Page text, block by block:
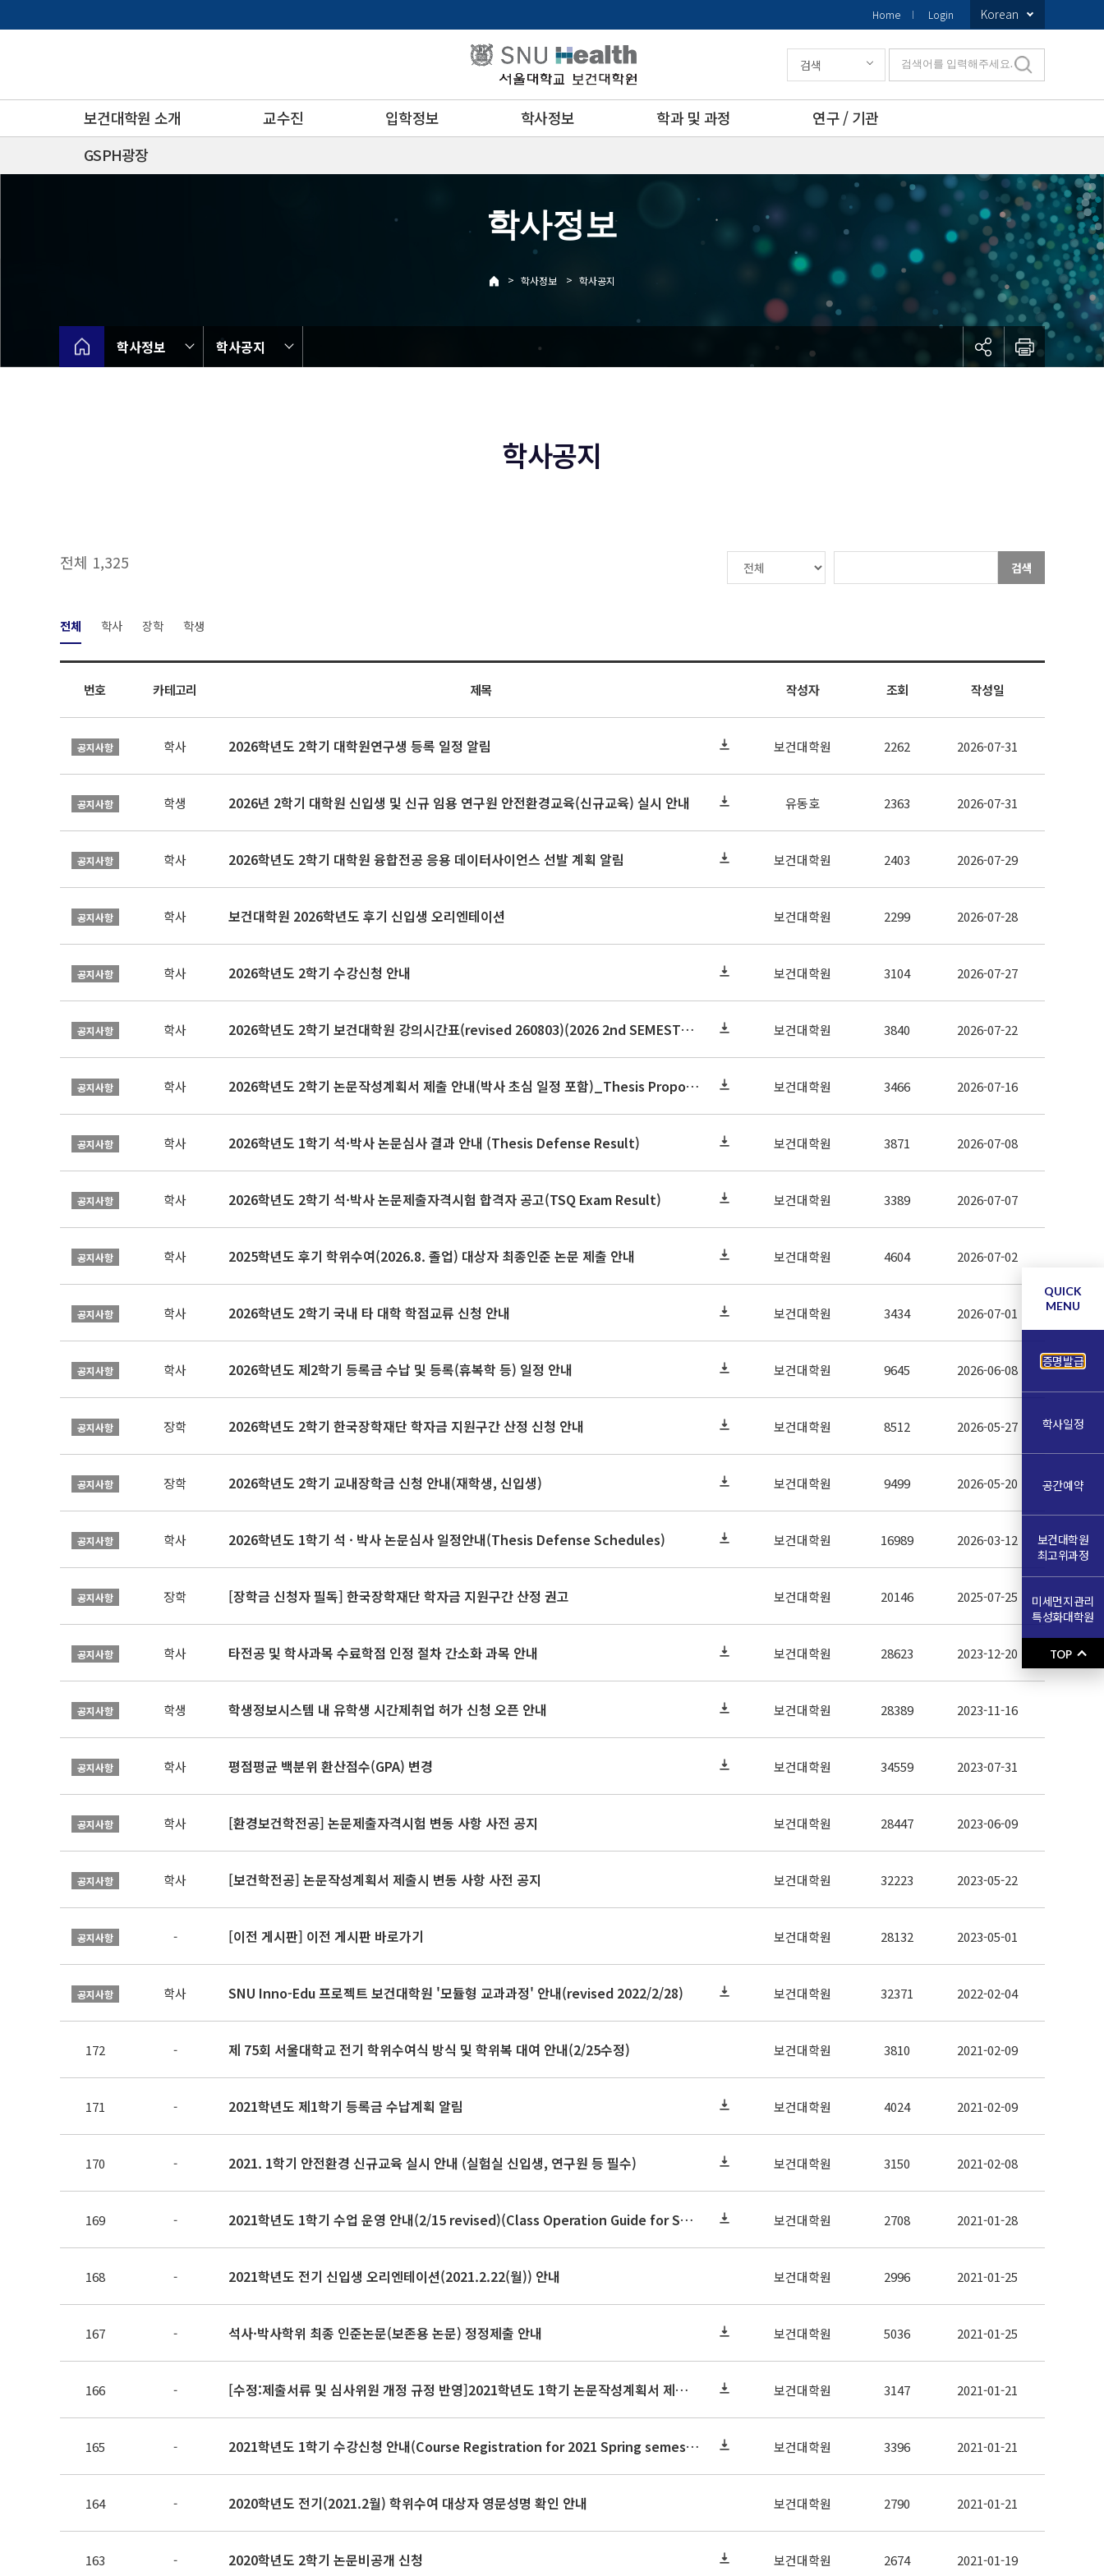
로
Home Login Korean
보건대학원 소개 교수진 입학정보 학사정보 학과 및 과정
연구 / 기관
GSPH광장
검색 검색어를 입력해주세요.
학사정보
> 학사정보 > 학사공지
학사정보 학사공지
학사공지
전체 1,325 검색
전체 학사 장학 학생
번호 카테고리 제목 작성자 조회 작성일
공지사항 학사 2026학년도 2학기 대학원연구생 등록 일정 알림 보건대학원 2262 2026-07-31
공지사항 학생 2026년 2학기 대학원 신입생 및 신규 임용 연구원 안전환경교육(신규교육) 실시 안내 유동호 2363 2026-07-31
공지사항 학사 2026학년도 2학기 대학원 융합전공 응용 데이터사이언스 선발 계획 알림 보건대학원 2403 2026-07-29
공지사항 학사 보건대학원 2026학년도 후기 신입생 오리엔테이션 보건대학원 2299 2026-07-28
공지사항 학사 2026학년도 2학기 수강신청 안내 보건대학원 3104 2026-07-27
공지사항 학사 2026학년도 2학기 보건대학원 강의시간표(revised 260803)(2026 2nd SEMESTER SNU GSPH TIMETABLE) 보건대학원 3840 2026-07-22
공지사항 학사 2026학년도 2학기 논문작성계획서 제출 안내(박사 초심 일정 포함)_Thesis Proposal 보건대학원 3466 2026-07-16
공지사항 학사 2026학년도 1학기 석·박사 논문심사 결과 안내 (Thesis Defense Result) 보건대학원 3871 2026-07-08
공지사항 학사 2026학년도 2학기 석·박사 논문제출자격시험 합격자 공고(TSQ Exam Result) 보건대학원 3389 2026-07-07
공지사항 학사 2025학년도 후기 학위수여(2026.8. 졸업) 대상자 최종인준 논문 제출 안내 보건대학원 4604 2026-07-02
공지사항 학사 2026학년도 2학기 국내 타 대학 학점교류 신청 안내 보건대학원 3434 2026-07-01
공지사항 학사 2026학년도 제2학기 등록금 수납 및 등록(휴복학 등) 일정 안내 보건대학원 9645 2026-06-08
공지사항 장학 2026학년도 2학기 한국장학재단 학자금 지원구간 산정 신청 안내 보건대학원 8512 2026-05-27
공지사항 장학 2026학년도 2학기 교내장학금 신청 안내(재학생, 신입생) 보건대학원 9499 2026-05-20
공지사항 학사 2026학년도 1학기 석 · 박사 논문심사 일정안내(Thesis Defense Schedules) 보건대학원 16989 2026-03-12
공지사항 장학 [장학금 신청자 필독] 한국장학재단 학자금 지원구간 산정 권고 보건대학원 20146 2025-07-25
공지사항 학사 타전공 및 학사과목 수료학점 인정 절차 간소화 과목 안내 보건대학원 28623 2023-12-20
공지사항 학생 학생정보시스템 내 유학생 시간제취업 허가 신청 오픈 안내 보건대학원 28389 2023-11-16
공지사항 학사 평점평균 백분위 환산점수(GPA) 변경 보건대학원 34559 2023-07-31
공지사항 학사 [환경보건학전공] 논문제출자격시험 변동 사항 사전 공지 보건대학원 28447 2023-06-09
공지사항 학사 [보건학전공] 논문작성계획서 제출시 변동 사항 사전 공지 보건대학원 32223 2023-05-22
공지사항 - [이전 게시판] 이전 게시판 바로가기 보건대학원 28132 2023-05-01
공지사항 학사 SNU Inno-Edu 프로젝트 보건대학원 '모듈형 교과과정' 안내(revised 2022/2/28) 보건대학원 32371 2022-02-04
172 - 제 75회 서울대학교 전기 학위수여식 방식 및 학위복 대여 안내(2/25수정) 보건대학원 3810 2021-02-09
171 - 2021학년도 제1학기 등록금 수납계획 알림 보건대학원 4024 2021-02-09
170 - 2021. 1학기 안전환경 신규교육 실시 안내 (실험실 신입생, 연구원 등 필수) 보건대학원 3150 2021-02-08
169 - 2021학년도 1학기 수업 운영 안내(2/15 revised)(Class Operation Guide for Spring Semester 2021) 보건대학원 2708 2021-01-28
168 - 2021학년도 전기 신입생 오리엔테이션(2021.2.22(월)) 안내 보건대학원 2996 2021-01-25
167 - 석사·박사학위 최종 인준논문(보존용 논문) 정정제출 안내 보건대학원 5036 2021-01-25
166 - [수정:제출서류 및 심사위원 개정 규정 반영]2021학년도 1학기 논문작성계획서 제출 안내(Thesis Proposal) 보건대학원 3147 2021-01-21
165 - 2021학년도 1학기 수강신청 안내(Course Registration for 2021 Spring semester) 보건대학원 3396 2021-01-21
164 - 2020학년도 전기(2021.2월) 학위수여 대상자 영문성명 확인 안내 보건대학원 2790 2021-01-21
163 - 2020학년도 2학기 논문비공개 신청 보건대학원 2674 2021-01-19
QUICK
MENU
증명발급
학사일정
공간예약
보건대학원
최고위과정
미세먼지관리
특성화대학원
TOP